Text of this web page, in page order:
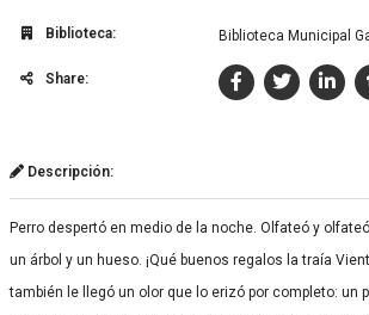
Biblioteca: Biblioteca Municipal
Share:
Descripción:
Perro despertó en medio de la noche. Olfateó y
un árbol y un hueso. ¡Qué buenos regalos la traía
también le llegó un olor que lo erizó por completo: un